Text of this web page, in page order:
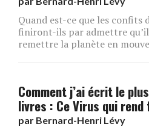
Quand est-ce que les confits
finiront-ils par admettre
remettre la planète en
Comment j’ai écrit le
livres : Ce Virus qui rend
par Bernard-Henri Lévy